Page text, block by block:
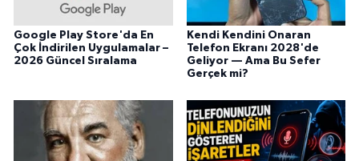
Google Play Store'da En
Çok İndirilen Uygulamalar –
2026 Güncel Sıralama
Kendi Kendini Onaran
Telefon Ekranı 2028'de
Geliyor — Ama Bu Sefer
Gerçek mi?